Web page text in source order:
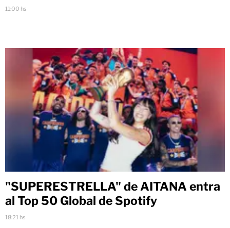
11:00 hs
"SUPERESTRELLA" de AITANA entra
al Top 50 Global de Spotify
18:21 hs